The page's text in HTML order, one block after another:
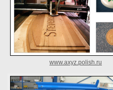
www.axyz.polish.ru